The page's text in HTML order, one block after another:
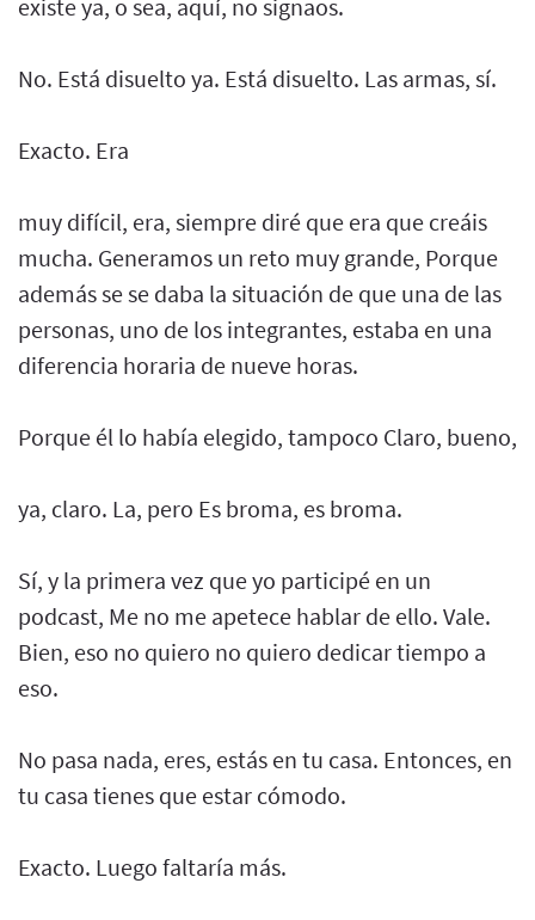
existe ya, o sea, aquí, no signaos.
No. Está disuelto ya. Está disuelto. Las armas, sí.
Exacto. Era
muy difícil, era, siempre diré que era que creáis
mucha. Generamos un reto muy grande, Porque
además se se daba la situación de que una de las
personas, uno de los integrantes, estaba en una
diferencia horaria de nueve horas.
Porque él lo había elegido, tampoco Claro, bueno,
ya, claro. La, pero Es broma, es broma.
Sí, y la primera vez que yo participé en un
podcast, Me no me apetece hablar de ello. Vale.
Bien, eso no quiero no quiero dedicar tiempo a
eso.
No pasa nada, eres, estás en tu casa. Entonces, en
tu casa tienes que estar cómodo.
Exacto. Luego faltaría más.